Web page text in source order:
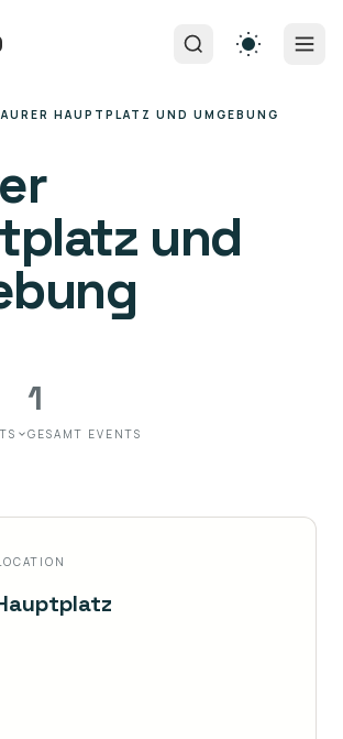
HAUPTPLATZ UND UMGEBUNG
und
1
GESAMT EVENTS